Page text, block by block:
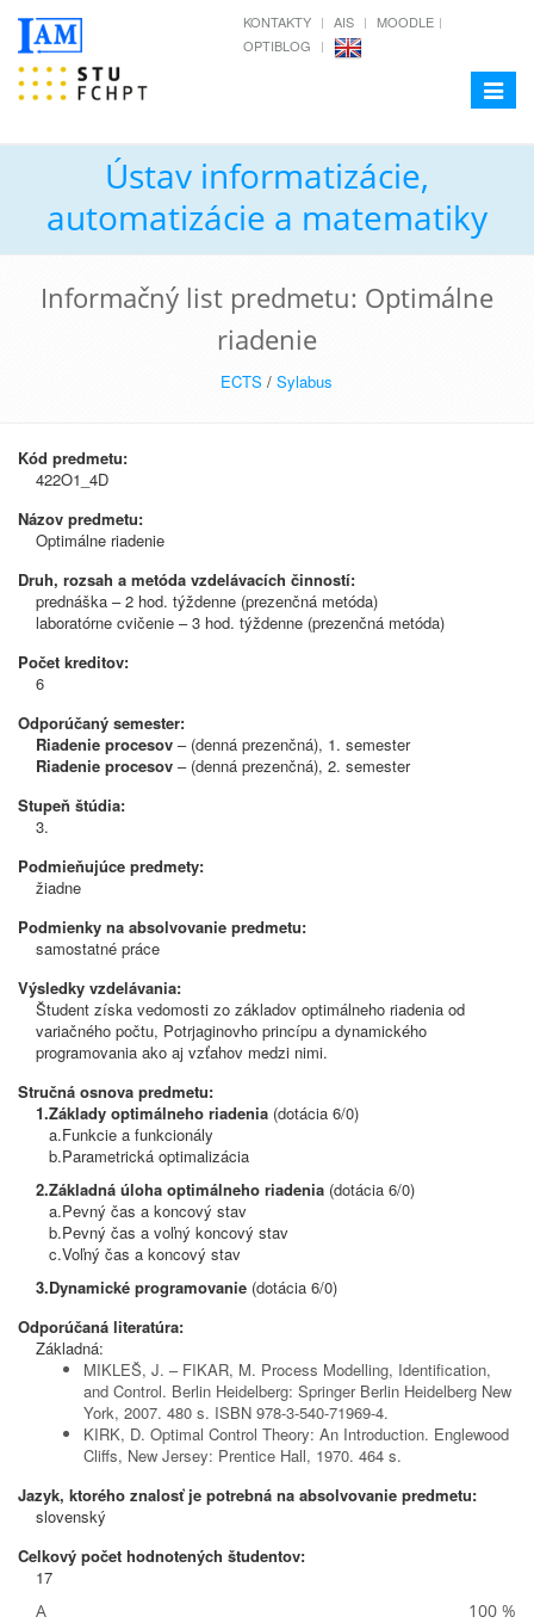
KONTAKTY AIS
MOODLE
OPTIBLOG
Toggle
Ústav informatizácie,
automatizácie a matematiky
Informačný list predmetu: Optimálne
riadenie
ECTS / Sylabus
Kód predmetu:
422O1_4D
Názov predmetu:
Optimálne riadenie
Druh, rozsah a metóda vzdelávacích činností:
prednáška – 2 hod. týždenne (prezenčná metóda)
laboratórne cvičenie – 3 hod. týždenne (prezenčná metóda)
Počet kreditov:
6
Odporúčaný semester:
Riadenie procesov – (denná prezenčná), 1. semester
Riadenie procesov – (denná prezenčná), 2. semester
Stupeň štúdia:
3.
Podmieňujúce predmety:
žiadne
Podmienky na absolvovanie predmetu:
samostatné práce
Výsledky vzdelávania:
Študent získa vedomosti zo základov optimálneho riadenia od
variačného počtu, Potrjaginovho princípu a dynamického
programovania ako aj vzťahov medzi nimi.
Stručná osnova predmetu:
1.Základy optimálneho riadenia (dotácia 6/0)
a.Funkcie a funkcionály
b.Parametrická optimalizácia
2.Základná úloha optimálneho riadenia (dotácia 6/0)
a.Pevný čas a koncový stav
b.Pevný čas a voľný koncový stav
c.Voľný čas a koncový stav
3.Dynamické programovanie (dotácia 6/0)
Odporúčaná literatúra:
Základná:
MIKLEŠ, J. – FIKAR, M. Process Modelling, Identification,
and Control. Berlin Heidelberg: Springer Berlin Heidelberg New
York, 2007. 480 s. ISBN 978-3-540-71969-4.
KIRK, D. Optimal Control Theory: An Introduction. Englewood
Cliffs, New Jersey: Prentice Hall, 1970. 464 s.
Jazyk, ktorého znalosť je potrebná na absolvovanie predmetu:
slovenský
Celkový počet hodnotených študentov:
17
A
100 %